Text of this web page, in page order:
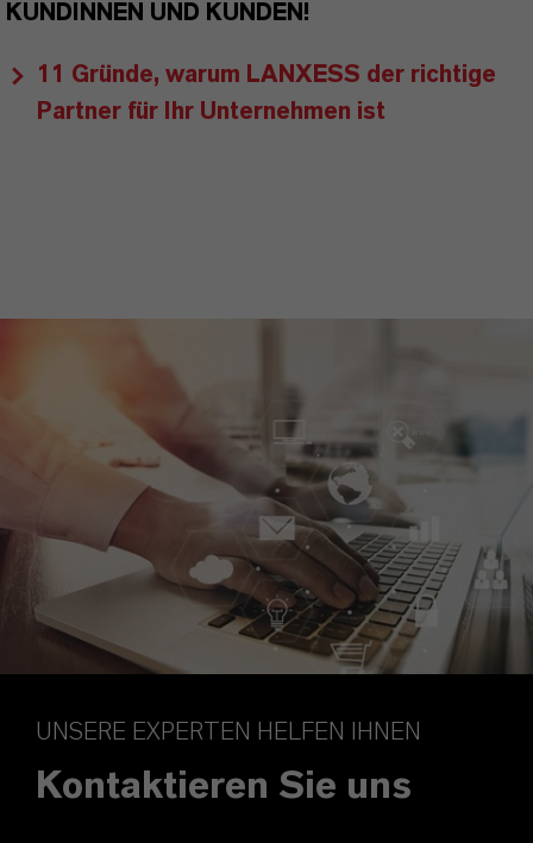
KUNDINNEN UND KUNDEN!
11 Gründe, warum LANXESS der richtige
Partner für Ihr Unternehmen ist
UNSERE EXPERTEN HELFEN IHNEN
Kontaktieren Sie uns